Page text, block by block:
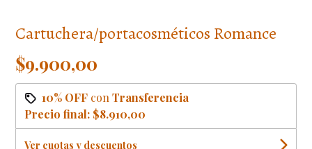
Cartuchera/portacosméticos Romance
$9.900,00
10% OFF conTransferencia
Precio final: $8.910,00
Ver cuotas y descuentos